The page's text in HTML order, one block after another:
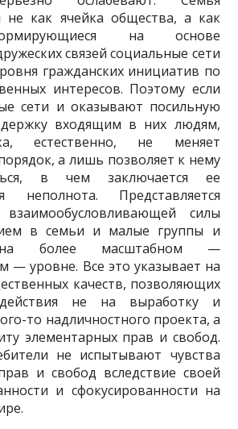
не как ячейка общества, а как
на основе
связей социальные сети
гражданских инициатив по
интересов. Поэтому если
сети и оказывают посильную
входящим в них людям,
естественно, не меняет
а лишь позволяет к нему
в чем заключается ее
неполнота. Представляется
взаимообусловливающей силы
в семьи и малые группы и
на более масштабном —
— уровне. Все это указывает на
качеств, позволяющих
действия не на выработку и
то надличностного проекта, а
элементарных прав и свобод.
не испытывают чувства
и свобод вследствие своей
и сфокусированности на